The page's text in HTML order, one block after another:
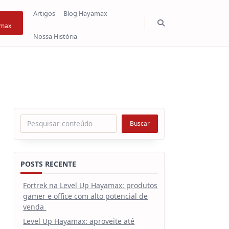
Artigos Blog Hayamax
Nossa História
Pesquisar Buscar
POSTS RECENTE
Fortrek na Level Up Hayamax: produtos
gamer e office com alto potencial de
venda
Level Up Hayamax: aproveite até